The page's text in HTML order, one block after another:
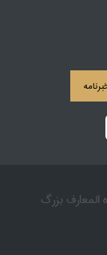
المعارف بزرگ